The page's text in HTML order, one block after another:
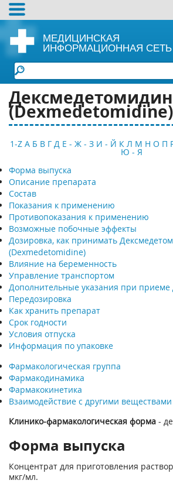
МЕДИЦИНСКАЯ
ИНФОРМАЦИОННАЯ СЕТЬ
Дексмедетомидин
(Dexmedetomidine)
1-Z А Б В Г Д Е - Ж - З И - Й К Л М Н О П
Ю - Я
Форма выпуска
Описание препарата
Состав
Показания к применению
Противопоказания к применению
Возможные побочные эффекты
Дозировка, как принимать
(Dexmedetomidine)
Влияние на беременность
Управление транспортом
Дополнительные указания при приеме
Передозировка
Как хранить препарат
Срок годности
Условия отпуска
Информация по упаковке
Фармакологическая группа
Фармакодинамика
Фармакокинетика
Взаимодействие с другими веществами
Клинико-фармакологическая форма -
Форма выпуска
Концентрат для приготовления
мкг/мл.